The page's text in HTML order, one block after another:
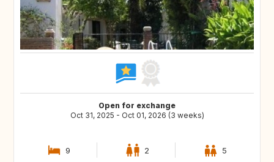
Open for exchange
Oct 31, 2025 - Oct 01, 2026 (3 weeks)
9 2 5